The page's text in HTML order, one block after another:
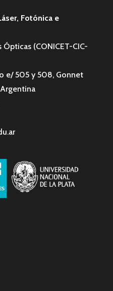
Fotónica e
(CONICET-CIC-
e/ 505 y 508, Gonnet